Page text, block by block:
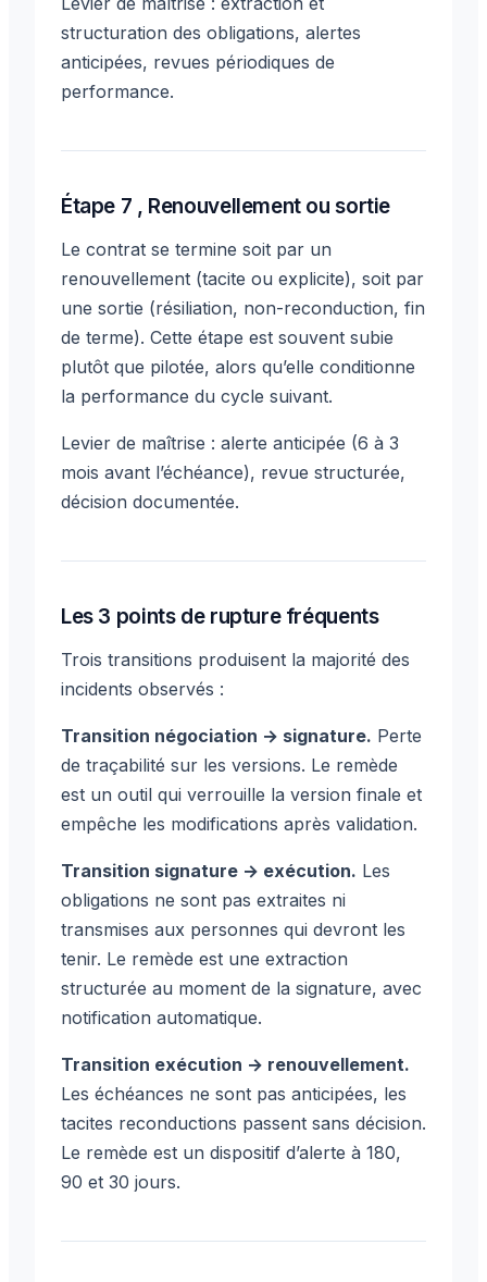
structuration des obligations, alertes
anticipées, revues périodiques de
performance.
Étape 7 , Renouvellement ou sortie
Le contrat se termine soit par un
renouvellement (tacite ou explicite), soit par
une sortie (résiliation, non-reconduction, fin
de terme). Cette étape est souvent subie
plutôt que pilotée, alors qu’elle conditionne
la performance du cycle suivant.
Levier de maîtrise : alerte anticipée (6 à 3
mois avant l’échéance), revue structurée,
décision documentée.
Les 3 points de rupture fréquents
Trois transitions produisent la majorité des
incidents observés :
Transition négociation → signature. Perte
de traçabilité sur les versions. Le remède
est un outil qui verrouille la version finale et
empêche les modifications après validation.
Transition signature → exécution. Les
obligations ne sont pas extraites ni
transmises aux personnes qui devront les
tenir. Le remède est une extraction
structurée au moment de la signature, avec
notification automatique.
Transition exécution → renouvellement.
Les échéances ne sont pas anticipées, les
tacites reconductions passent sans décision.
Le remède est un dispositif d’alerte à 180,
90 et 30 jours.